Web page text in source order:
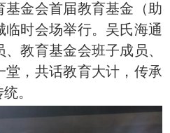
金会首届教育基金（助
时会场举行。吴氏海通
教育基金会班子成员、
，共话教育大计，传承
。